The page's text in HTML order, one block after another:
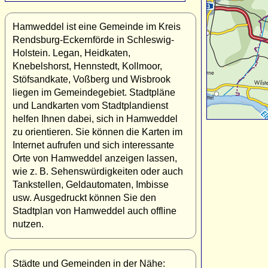
Hamweddel ist eine Gemeinde im Kreis
Rendsburg-Eckernförde in Schleswig-
Holstein. Legan, Heidkaten,
Knebelshorst, Hennstedt, Kollmoor,
Stöfsandkate, Voßberg und Wisbrook
liegen im Gemeindegebiet. Stadtpläne
und Landkarten vom Stadtplandienst
helfen Ihnen dabei, sich in Hamweddel
zu orientieren. Sie können die Karten im
Internet aufrufen und sich interessante
Orte von Hamweddel anzeigen lassen,
wie z. B. Sehenswürdigkeiten oder auch
Tankstellen, Geldautomaten, Imbisse
usw. Ausgedruckt können Sie den
Stadtplan von Hamweddel auch offline
nutzen.
Städte und Gemeinden in der Nähe: